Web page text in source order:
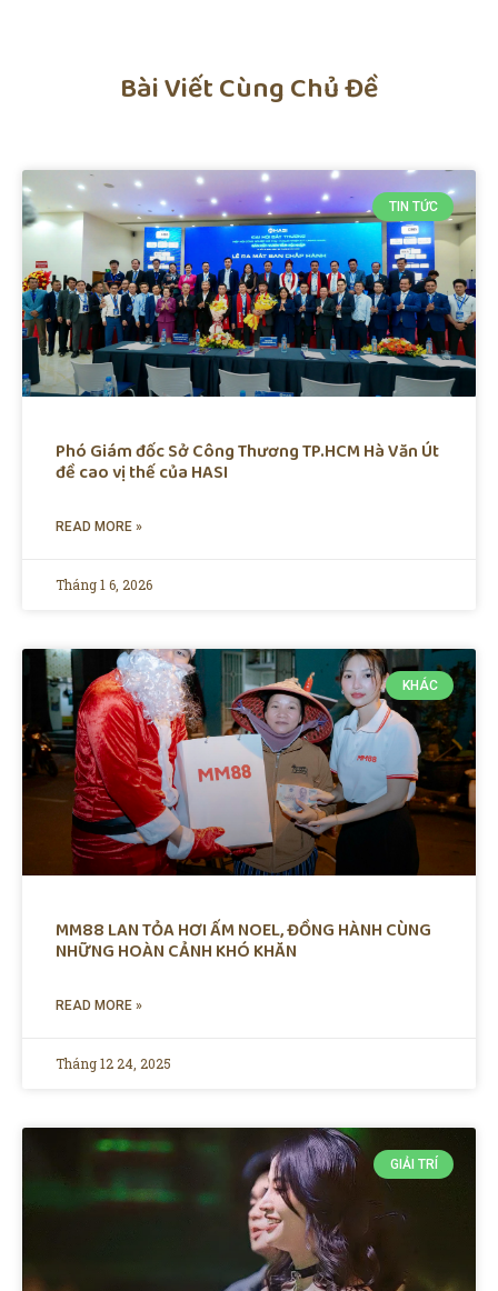
Bài Viết Cùng Chủ Đề
TIN TỨC
Phó Giám đốc Sở Công Thương TP.HCM Hà Văn Út
đề cao vị thế của HASI
READ MORE »
Tháng 1 6, 2026
KHÁC
MM88 LAN TỎA HƠI ẤM NOEL, ĐỒNG HÀNH CÙNG
NHỮNG HOÀN CẢNH KHÓ KHĂN
READ MORE »
Tháng 12 24, 2025
GIẢI TRÍ